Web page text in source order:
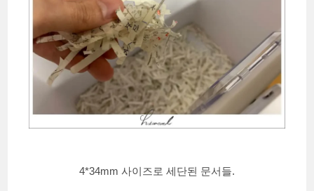
4*34mm 사이즈로 세단된 문서들.